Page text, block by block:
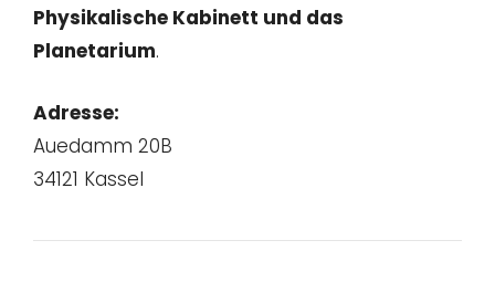
Physikalische Kabinett und das
Planetarium.
Adresse:
Auedamm 20B
34121 Kassel